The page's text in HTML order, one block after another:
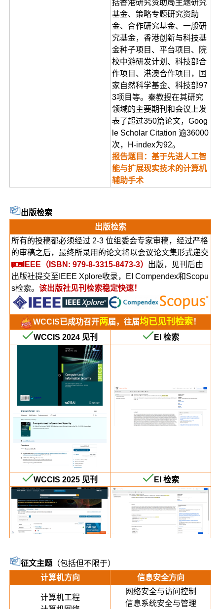
括香港研究资助局主题研究
基金、策略专题研究资助
金、合作研究基金、一般研
究基金，香港创新与科技基
金种子项目、平台项目、院
校中游研发计划、科技部合
作项目、港澳合作项目，国
家自然科学基金、科技部97
3项目等。秦教授在其研究
领域的主要期刊和会议上发
表了超过350篇论文，Goog
le Scholar Citation 逾36000
次，H-index为92。
报告题目：基于先进人工智
能与扩展现实技术的计算机
辅助手术
出版检索
出版检索
所有的投稿都必须经过 2-3 位组委会专家审稿，经过严格
的审稿之后，最终所录用的论文将以会议论文集形式递交
IEEE（ISBN: 979-8-3315-8473-3） 出版，见刊后由
出版社提交至IEEE Xplore收录，EI Compendex和Scopu
s检索。该出版社见刊检索稳定快速！
WCCIS已成功召开两届，往届均已见刊检索！
WCCIS 2024 见刊
EI 检索
WCCIS 2025 见刊 EI 检索
征文主题 （包括但不限于）
计算机方向
信息安全方向
计算机工程
网络安全与访问控制
信息系统安全与管理